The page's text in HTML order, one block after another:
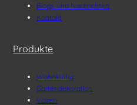
Blogs und Nachrichten
Kontakt
Produkte
Wohnkultur
Gartendekoration
Vasen